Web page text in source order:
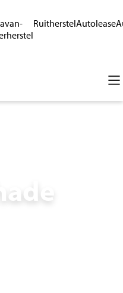
RuitherstelAutolease